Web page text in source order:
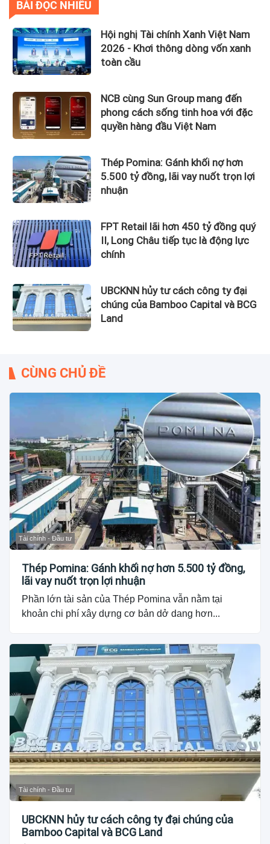
BÀI ĐỌC NHIỀU
Hội nghị Tài chính Xanh Việt Nam
2026 - Khơi thông dòng vốn xanh
toàn cầu
NCB cùng Sun Group mang đến
phong cách sống tinh hoa với đặc
quyền hàng đầu Việt Nam
Thép Pomina: Gánh khối nợ hơn
5.500 tỷ đồng, lãi vay nuốt trọn lợi
nhuận
FPT Retail lãi hơn 450 tỷ đồng quý
II, Long Châu tiếp tục là động lực
chính
UBCKNN hủy tư cách công ty đại
chúng của Bamboo Capital và BCG
Land
CÙNG CHỦ ĐỀ
Tài chính - Đầu tư
Thép Pomina: Gánh khối nợ hơn 5.500 tỷ đồng,
lãi vay nuốt trọn lợi nhuận
Phần lớn tài sản của Thép Pomina vẫn nằm tại
khoản chi phí xây dựng cơ bản dở dang hơn...
Tài chính - Đầu tư
UBCKNN hủy tư cách công ty đại chúng của
Bamboo Capital và BCG Land